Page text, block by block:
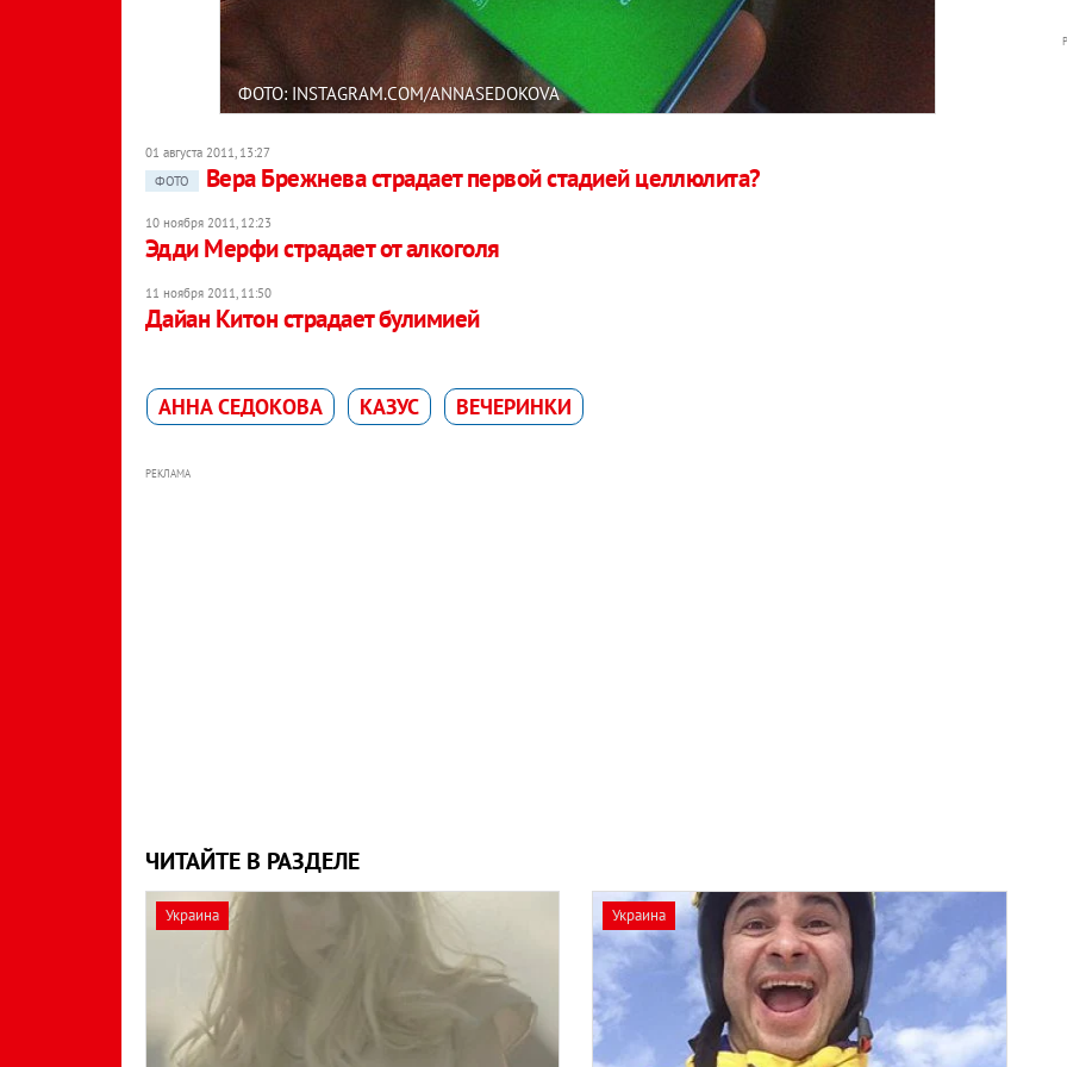
ФОТО: INSTAGRAM.COM/ANNASEDOKOVA
01 августа 2011, 13:27
ФОТО
Вера Брежнева страдает первой стадией целлюлита?
10 ноября 2011, 12:23
Эдди Мерфи страдает от алкоголя
11 ноября 2011, 11:50
Дайан Китон страдает булимией
АННА СЕДОКОВА КАЗУС ВЕЧЕРИНКИ
РЕКЛАМА
ЧИТАЙТЕ В РАЗДЕЛЕ
Украина Украина